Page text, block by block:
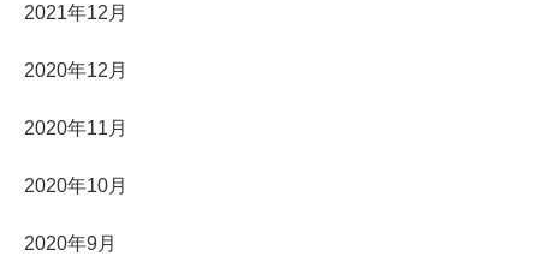
2021年12月
2020年12月
2020年11月
2020年10月
2020年9月